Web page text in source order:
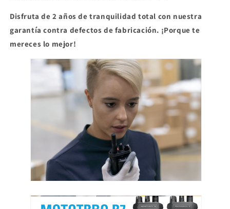
Disfruta de 2 años de tranquilidad total con nuestra
garantía contra defectos de fabricación. ¡Porque te
mereces lo mejor!